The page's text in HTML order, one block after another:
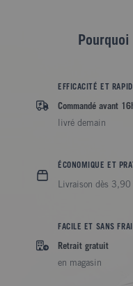
EFFICACITÉ ET
Commandé avant
livré demain
ÉCONOMIQUE ET
Livraison dès 3,90
FACILE ET SANS
Retrait gratuit
en magasin